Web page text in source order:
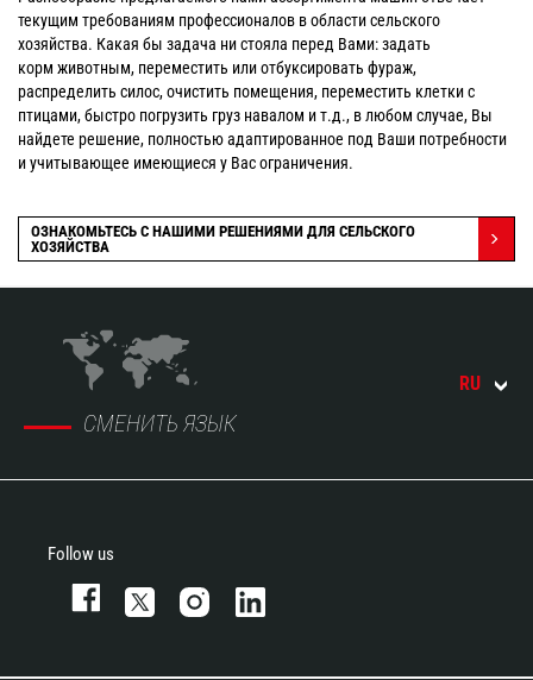
текущим требованиям профессионалов в области сельского
хозяйства. Какая бы задача ни стояла перед Вами: задать
корм животным, переместить или отбуксировать фураж,
распределить силос, очистить помещения, переместить клетки с
птицами, быстро погрузить груз навалом и т.д., в любом случае, Вы
найдете решение, полностью адаптированное под Ваши потребности
и учитывающее имеющиеся у Вас ограничения.
ОЗНАКОМЬТЕСЬ С НАШИМИ РЕШЕНИЯМИ ДЛЯ СЕЛЬСКОГО
ХОЗЯЙСТВА
СМЕНИТЬ ЯЗЫК
RU
Follow us